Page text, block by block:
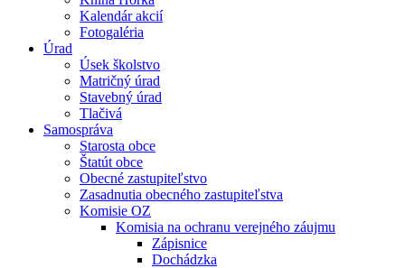
Kalendár akcií
Fotogaléria
Úrad
Úsek školstvo
Matričný úrad
Stavebný úrad
Tlačivá
Samospráva
Starosta obce
Štatút obce
Obecné zastupiteľstvo
Zasadnutia obecného zastupiteľstva
Komisie OZ
Komisia na ochranu verejného záujmu
Zápisnice
Dochádzka